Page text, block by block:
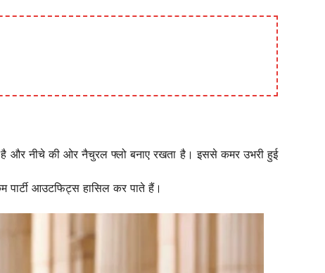
और नीचे की ओर नैचुरल फ्लो बनाए रखता है। इससे कमर उभरी हुई
आउटफिट्स हासिल कर पाते हैं।